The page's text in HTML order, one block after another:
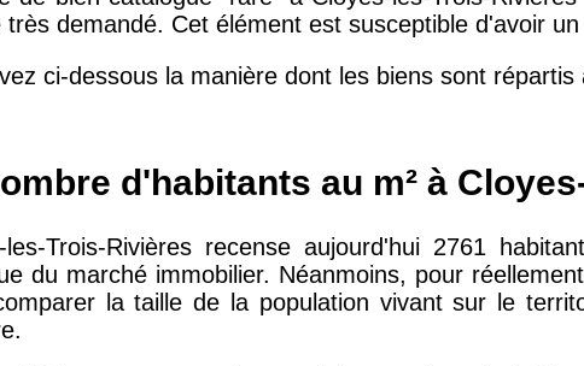
Paris 17ème
Paris 16ème
12 145 € 15 155 €
très demandé. Cet élément est susceptible d'avoir
ci-dessous la manière dont les biens sont répartis
d'habitants au m² à
les-Trois-Rivières recense aujourd'hui 2761
du marché immobilier. Néanmoins, pour
la taille de la population vivant sur le